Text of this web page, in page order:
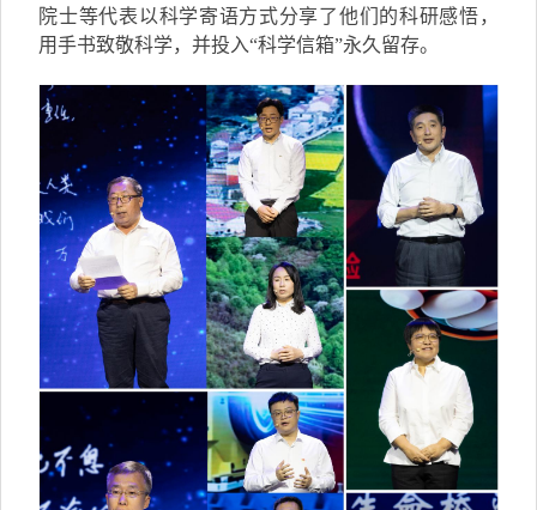
院士等代表以科学寄语方式分享了他们的科研感悟，
用手书致敬科学，并投入“科学信箱”永久留存。